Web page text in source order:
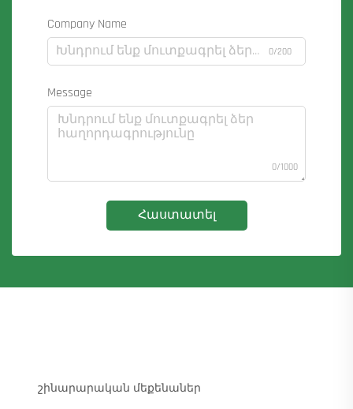
Company Name
0/200
Message
0/1000
Հաստատել
շինարարական մեքենաներ